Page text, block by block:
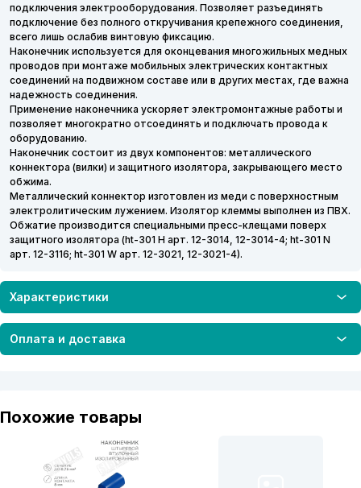
подключения электрооборудования. Позволяет разъединять
подключение без полного откручивания крепежного соединения,
всего лишь ослабив винтовую фиксацию.
Наконечник используется для оконцевания многожильных медных
проводов при монтаже мобильных электрических контактных
соединений на подвижном составе или в других местах, где важна
надежность соединения.
Применение наконечника ускоряет электромонтажные работы и
позволяет многократно отсоединять и подключать провода к
оборудованию.
Наконечник состоит из двух компонентов: металлического
коннектора (вилки) и защитного изолятора, закрывающего место
обжима.
Металлический коннектор изготовлен из меди с поверхностным
электролитическим лужением. Изолятор клеммы выполнен из ПВХ.
Обжатие производится специальными пресс-клещами поверх
защитного изолятора (ht-301 H арт. 12-3014, 12-3014-4; ht-301 N
арт. 12-3116; ht-301 W арт. 12-3021, 12-3021-4).
Характеристики
Оплата и доставка
Похожие товары